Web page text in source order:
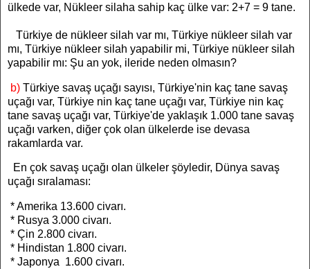
ülkede var, Nükleer silaha sahip kaç ülke var: 2+7 = 9 tane.
Türkiye de nükleer silah var mı, Türkiye nükleer silah var
mı, Türkiye nükleer silah yapabilir mi, Türkiye nükleer silah
yapabilir mı: Şu an yok, ileride neden olmasın?
b) Türkiye savaş uçağı sayısı, Türkiye'nin kaç tane savaş
uçağı var, Türkiye nin kaç tane uçağı var, Türkiye nin kaç
tane savaş uçağı var, Türkiye'de yaklaşık 1.000 tane savaş
uçağı varken, diğer çok olan ülkelerde ise devasa
rakamlarda var.
En çok savaş uçağı olan ülkeler şöyledir, Dünya savaş
uçağı sıralaması:
* Amerika 13.600 civarı.
* Rusya 3.000 civarı.
* Çin 2.800 civarı.
* Hindistan 1.800 civarı.
* Japonya 1.600 civarı.